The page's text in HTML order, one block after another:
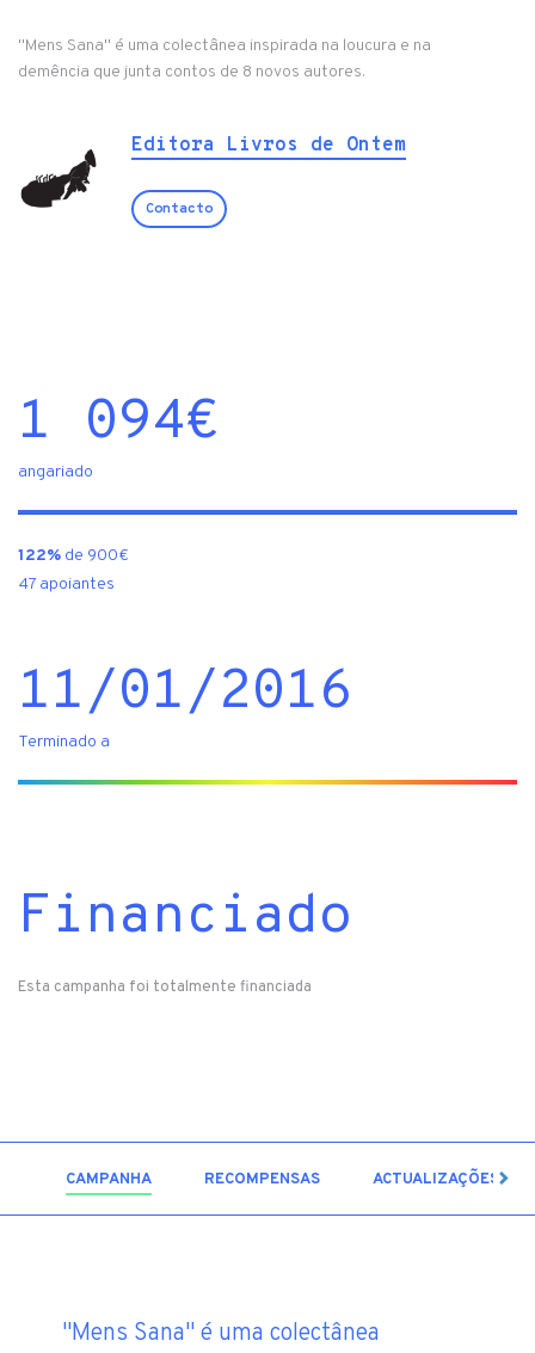
"Mens Sana" é uma colectânea inspirada na loucura e na
demência que junta contos de 8 novos autores.
Editora Livros de Ontem
Contacto
1 094€
angariado
122% de 900€
47 apoiantes
11/01/2016
Terminado a
Financiado
Esta campanha foi totalmente financiada
CAMPANHA RECOMPENSAS ACTUALIZAÇÕES
"Mens Sana" é uma colectânea